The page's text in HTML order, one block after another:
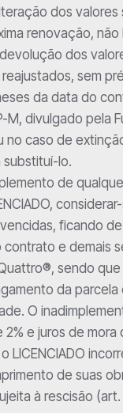
dos valores
renovação, não
dos
sem
da data do
M, divulgado pela
no caso de
substituí-lo.
de
ficando
e demais
sendo que
da parcela
O
e juros de mora
LICENCIADO
de suas
à rescisão